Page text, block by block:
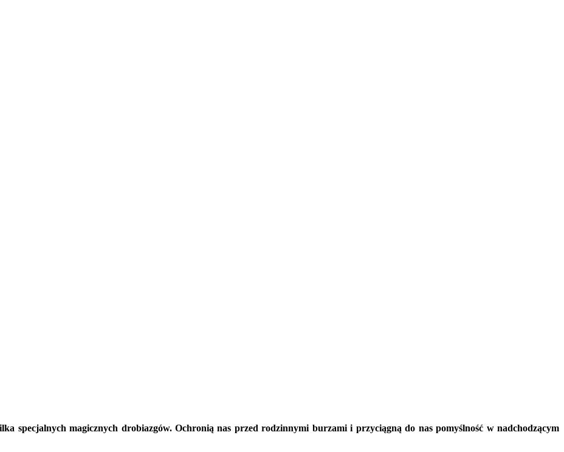
specjalnych magicznych drobiazgów. Ochronią nas przed rodzinnymi burzami i przyciągną do nas pomyślność w nadchodzącym